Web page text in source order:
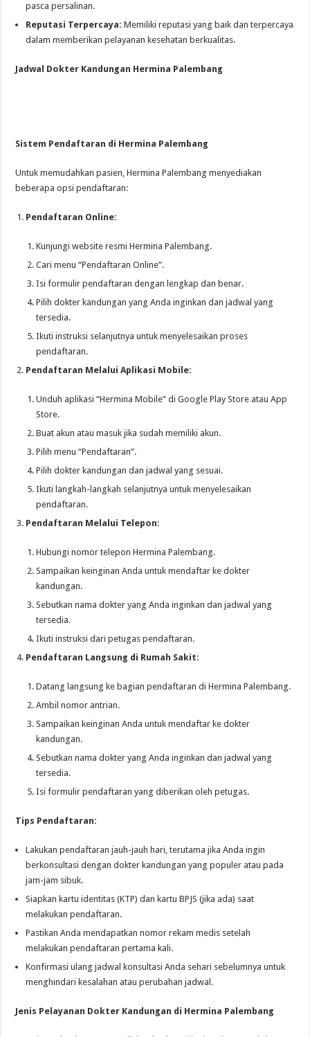
pasca persalinan.
Reputasi Terpercaya: Memiliki reputasi yang baik dan terpercaya
dalam memberikan pelayanan kesehatan berkualitas.
Jadwal Dokter Kandungan Hermina Palembang
Sistem Pendaftaran di Hermina Palembang
Untuk memudahkan pasien, Hermina Palembang menyediakan
beberapa opsi pendaftaran:
Pendaftaran Online:
Kunjungi website resmi Hermina Palembang.
Cari menu “Pendaftaran Online”.
Isi formulir pendaftaran dengan lengkap dan benar.
Pilih dokter kandungan yang Anda inginkan dan jadwal yang
tersedia.
Ikuti instruksi selanjutnya untuk menyelesaikan proses
pendaftaran.
Pendaftaran Melalui Aplikasi Mobile:
Unduh aplikasi “Hermina Mobile” di Google Play Store atau App
Store.
Buat akun atau masuk jika sudah memiliki akun.
Pilih menu “Pendaftaran”.
Pilih dokter kandungan dan jadwal yang sesuai.
Ikuti langkah-langkah selanjutnya untuk menyelesaikan
pendaftaran.
Pendaftaran Melalui Telepon:
Hubungi nomor telepon Hermina Palembang.
Sampaikan keinginan Anda untuk mendaftar ke dokter
kandungan.
Sebutkan nama dokter yang Anda inginkan dan jadwal yang
tersedia.
Ikuti instruksi dari petugas pendaftaran.
Pendaftaran Langsung di Rumah Sakit:
Datang langsung ke bagian pendaftaran di Hermina Palembang.
Ambil nomor antrian.
Sampaikan keinginan Anda untuk mendaftar ke dokter
kandungan.
Sebutkan nama dokter yang Anda inginkan dan jadwal yang
tersedia.
Isi formulir pendaftaran yang diberikan oleh petugas.
Tips Pendaftaran:
Lakukan pendaftaran jauh-jauh hari, terutama jika Anda ingin
berkonsultasi dengan dokter kandungan yang populer atau pada
jam-jam sibuk.
Siapkan kartu identitas (KTP) dan kartu BPJS (jika ada) saat
melakukan pendaftaran.
Pastikan Anda mendapatkan nomor rekam medis setelah
melakukan pendaftaran pertama kali.
Konfirmasi ulang jadwal konsultasi Anda sehari sebelumnya untuk
menghindari kesalahan atau perubahan jadwal.
Jenis Pelayanan Dokter Kandungan di Hermina Palembang